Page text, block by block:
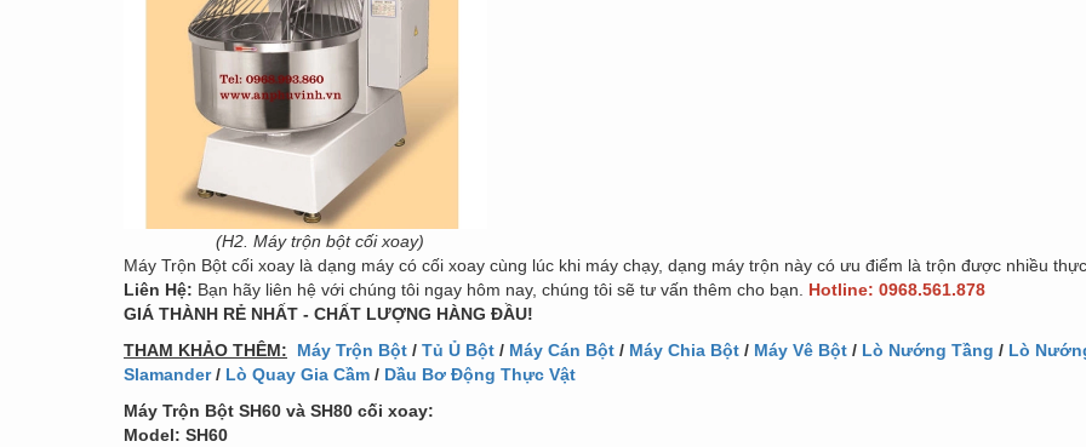
(H2. Máy trộn bột cối xoay)
Máy Trộn Bột cối xoay là dạng máy có cối xoay cùng lúc khi máy chạy, dạng máy trộn này có ưu điểm là trộn được nhiều
Liên Hệ: Bạn hãy liên hệ với chúng tôi ngay hôm nay, chúng tôi sẽ tư vấn thêm cho bạn. Hotline: 0968.561.878
GIÁ THÀNH RẺ NHẤT - CHẤT LƯỢNG HÀNG ĐẦU!
THAM KHẢO THÊM:
Máy Trộn Bột / Tủ Ủ Bột / Máy Cán Bột / Máy Chia Bột / Máy Vê Bột / Lò Nướng Tầng / Lò
Slamander/ Lò Quay Gia Cầm / Dầu Bơ Động Thực Vật
Máy Trộn Bột SH60 và SH80 cối xoay:
Model: SH60